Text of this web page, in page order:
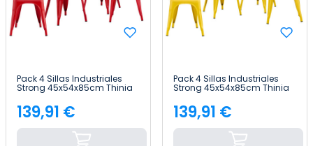
Pack 4 Sillas Industriales
Strong 45x54x85cm Thinia
Precio
139,91 €
Pack 4 Sillas Industriales
Strong 45x54x85cm Thinia
Precio
139,91 €